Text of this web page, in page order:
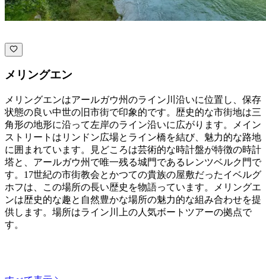
メリングエン
メリングエンはアールガウ州のライン川沿いに位置し、保存
状態の良い中世の旧市街で印象的です。歴史的な市街地は三
角形の地形に沿って左岸のライン沿いに広がります。メイン
ストリートはリンドン広場とライン橋を結び、魅力的な路地
に囲まれています。見どころは芸術的な時計盤が特徴の時計
塔と、アールガウ州で唯一残る城門であるレンツベルク門で
す。17世紀の市街教会とかつての貴族の屋敷だったイベルグ
ホフは、この場所の長い歴史を物語っています。メリングエ
ンは歴史的な趣と自然豊かな場所の魅力的な組み合わせを提
供します。場所はライン川上の人気ボートツアーの拠点で
す。